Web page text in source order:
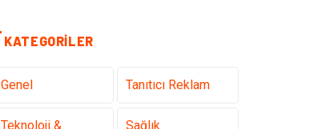
KATEGORILER
Genel Tanıtıcı Reklam
Teknoloji &
Sağlık